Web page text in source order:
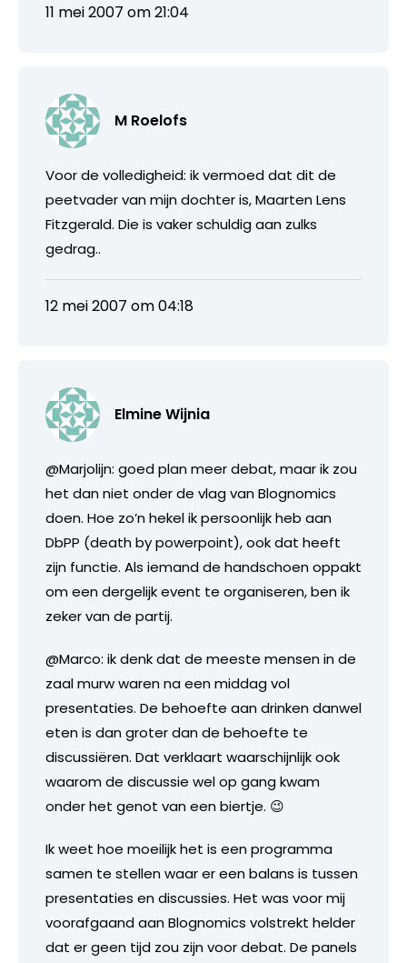
11 mei 2007 om 21:04
M Roelofs
Voor de volledigheid: ik vermoed dat dit de
peetvader van mijn dochter is, Maarten Lens
Fitzgerald. Die is vaker schuldig aan zulks
gedrag..
12 mei 2007 om 04:18
Elmine Wijnia
@Marjolijn: goed plan meer debat, maar ik zou
het dan niet onder de vlag van Blognomics
doen. Hoe zo’n hekel ik persoonlijk heb aan
DbPP (death by powerpoint), ook dat heeft
zijn functie. Als iemand de handschoen oppakt
om een dergelijk event te organiseren, ben ik
zeker van de partij.
@Marco: ik denk dat de meeste mensen in de
zaal murw waren na een middag vol
presentaties. De behoefte aan drinken danwel
eten is dan groter dan de behoefte te
discussiëren. Dat verklaart waarschijnlijk ook
waarom de discussie wel op gang kwam
onder het genot van een biertje. 😉
Ik weet hoe moeilijk het is een programma
samen te stellen waar er een balans is tussen
presentaties en discussies. Het was voor mij
voorafgaand aan Blognomics volstrekt helder
dat er geen tijd zou zijn voor debat. De panels